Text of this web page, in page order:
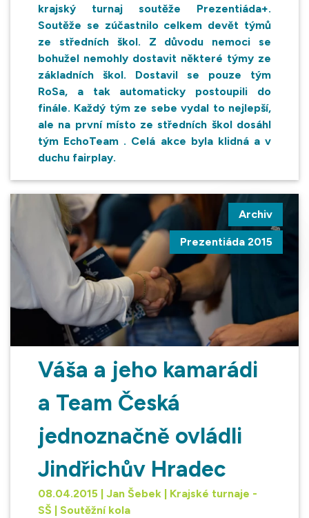
krajský turnaj soutěže Prezentiáda+.
Soutěže se zúčastnilo celkem devět týmů
ze středních škol. Z důvodu nemoci se
bohužel nemohly dostavit některé týmy ze
základních škol. Dostavil se pouze tým
RoSa, a tak automaticky postoupili do
finále. Každý tým ze sebe vydal to nejlepší,
ale na první místo ze středních škol dosáhl
tým EchoTeam . Celá akce byla klidná a v
duchu fairplay.
Archiv
Prezentiáda 2015
Váša a jeho kamarádi
a Team Česká
jednoznačně ovládli
Jindřichův Hradec
08.04.2015 | Jan Šebek | Krajské turnaje -
SŠ | Soutěžní kola